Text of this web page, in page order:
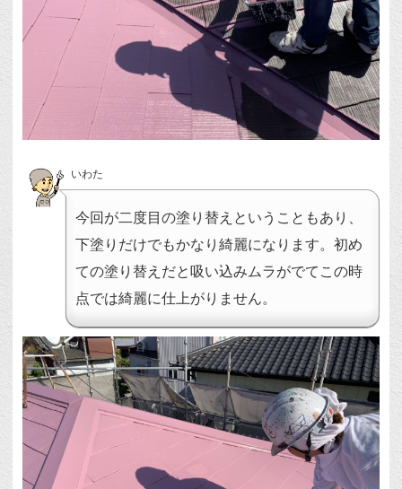
いわた
今回が二度目の塗り替えということもあり、
下塗りだけでもかなり綺麗になります。初め
ての塗り替えだと吸い込みムラがでてこの時
点では綺麗に仕上がりません。